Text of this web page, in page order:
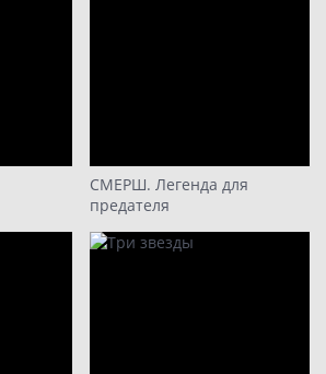
СМЕРШ. Легенда для
предателя